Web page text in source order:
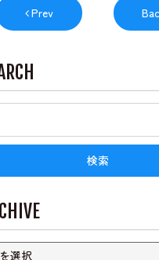
Prev